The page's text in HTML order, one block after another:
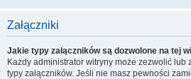
Załączniki
Jakie typy załączników są dozwolone na tej
Każdy administrator witryny może zezwolić lub
typy załączników. Jeśli nie masz pewności